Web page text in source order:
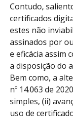
Contudo,
certificados
estes não
assinados por
e eficácia assim
a disposição do
Bem como, a
nº 14.063 de
simples, (ii)
uso de